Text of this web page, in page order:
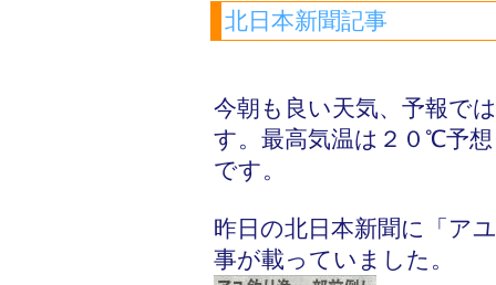
北日本新聞記事
今朝も良い天気、予報で
す。最高気温は２０℃予
です。
昨日の北日本新聞に「ア
事が載っていました。